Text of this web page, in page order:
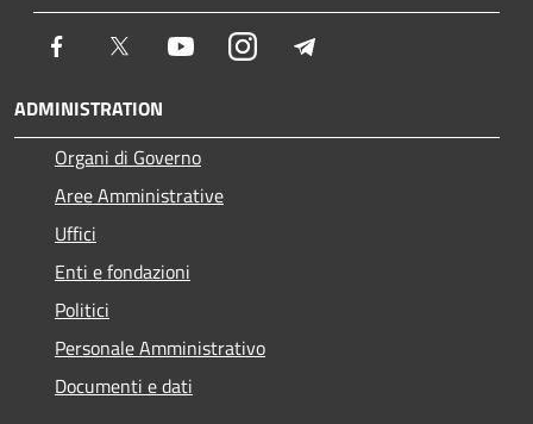
Facebook Twitter YoutubeInstagram
ADMINISTRATION
Organi di Governo
Aree Amministrative
Uffici
Enti e fondazioni
Politici
Personale Amministrativo
Documenti e dati